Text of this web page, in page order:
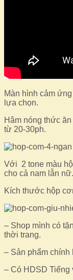
Màn hình cảm
lựa chọn.
Hâm nóng thức
từ 20-30ph.
Với 2 tone màu
cho cả nam lẫn nữ.
Kích thước hộp
– Shop mình có
thời trang.
– Sản phẩm chính
– Có HDSD Tiếng